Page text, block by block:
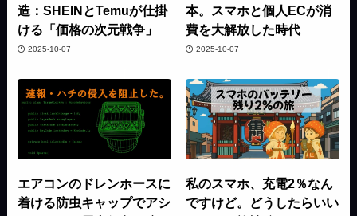
造：SHEINとTemuが仕掛
ける「価格の次元戦争」
2025-10-07
本。スマホと個人ECが消
費を大解放した時代
2025-10-07
エアコンのドレンホースに
着ける防虫キャップでアシ
私のスマホ、充電2％なん
ですけど。どうしたらいい